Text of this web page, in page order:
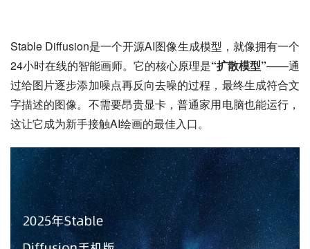
Stable Diffusion是一个开源AI图像生成模型，就像拥有一个
24小时在线的智能画师。它的核心原理是“扩散模型”——通
过给图片逐步添加噪点再反向去噪的过程，最终生成符合文
字描述的图像。不需要昂贵显卡，普通家用电脑也能运行，
这让它成为新手接触AI绘画的最佳入口。